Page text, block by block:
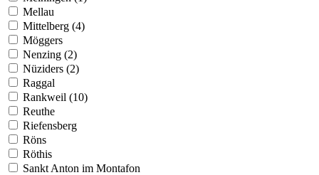
Mellau
Mittelberg (4)
Möggers
Nenzing (2)
Nüziders (2)
Raggal
Rankweil (10)
Reuthe
Riefensberg
Röns
Röthis
Sankt Anton im Montafon